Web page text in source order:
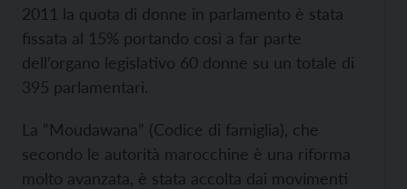
2011 la quota di donne in parlamento è stata
fissata al 15% portando così a far parte
dell’organo legislativo 60 donne su un totale di
395 parlamentari.
La “Moudawana” (Codice di famiglia), che
secondo le autorità marocchine è una riforma
molto avanzata, è stata accolta dai movimenti